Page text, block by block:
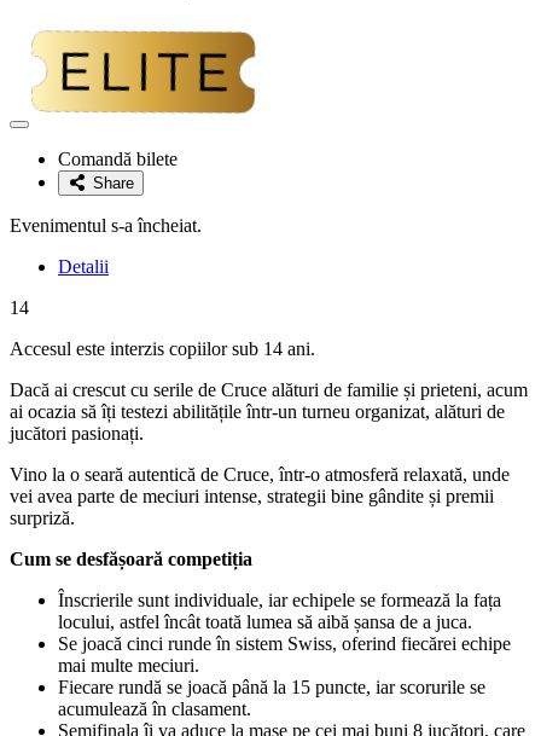
Adaugă
favoriteComandă bilete
Share
Evenimentul s-a încheiat.
Detalii
14
Accesul este interzis copiilor sub 14 ani.
Dacă ai crescut cu serile de Cruce alături de familie și prieteni, acum
ai ocazia să îți testezi abilitățile într-un turneu organizat, alături de
jucători pasionați.
Vino la o seară autentică de Cruce, într-o atmosferă relaxată, unde
vei avea parte de meciuri intense, strategii bine gândite și premii
surpriză.
Cum se desfășoară competiția
Înscrierile sunt individuale, iar echipele se formează la fața
locului, astfel încât toată lumea să aibă șansa de a juca.
Se joacă cinci runde în sistem Swiss, oferind fiecărei echipe
mai multe meciuri.
Fiecare rundă se joacă până la 15 puncte, iar scorurile se
acumulează în clasament.
Semifinala îi va aduce la mase pe cei mai buni 8 jucători, care